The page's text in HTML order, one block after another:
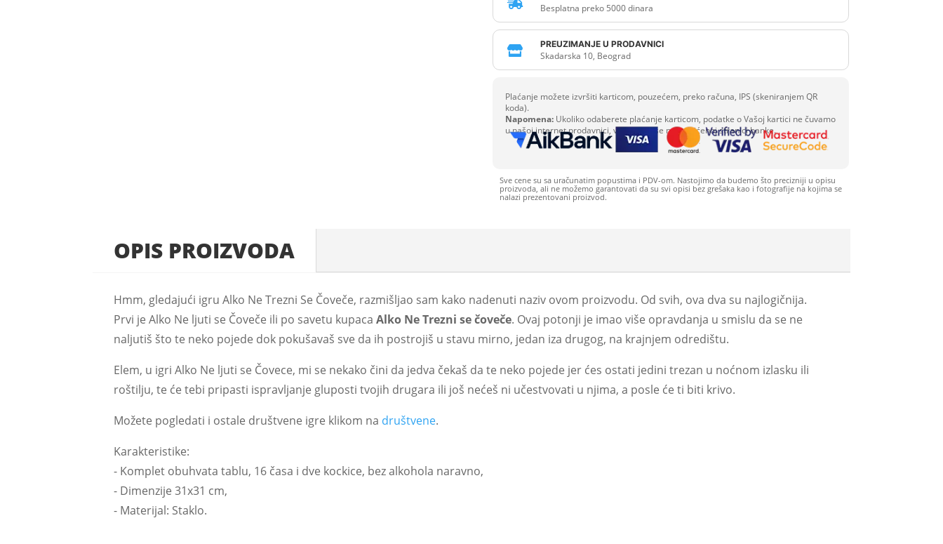
 Besplatna preko 5000 dinara

PREUZIMANJE U PRODAVNICI
Skadarska 10, Beograd
Plaćanje možete izvršiti karticom, pouzećem, preko računa, IPS (skeniranjem QR
koda).
Napomena:Ukoliko odaberete plaćanje karticom, podatke o Vašoj kartici ne čuvamo
u našoj internet prodavnici, već se unose na zaštićenoj stranici banke.
Sve cene su sa uračunatim popustima i PDV-om. Nastojimo da budemo što precizniji u opisu
proizvoda, ali ne možemo garantovati da su svi opisi bez grešaka kao i fotografije na kojima se
nalazi prezentovani proizvod.
OPIS PROIZVODA
Hmm, gledajući igru Alko Ne Trezni Se Čoveče, razmišljao sam kako nadenuti naziv ovom proizvodu. Od svih, ova dva su najlogičnija.
Prvi je Alko Ne ljuti se Čoveče ili po savetu kupaca Alko Ne Trezni se čoveče. Ovaj potonji je imao više opravdanja u smislu da se ne
naljutiš što te neko pojede dok pokušavaš sve da ih postrojiš u stavu mirno, jedan iza drugog, na krajnjem odredištu.
Elem, u igri Alko Ne ljuti se Čovece, mi se nekako čini da jedva čekaš da te neko pojede jer ćes ostati jedini trezan u noćnom izlasku ili
roštilju, te će tebi pripasti ispravljanje gluposti tvojih drugara ili još nećeš ni učestvovati u njima, a posle će ti biti krivo.
Možete pogledati i ostale društvene igre klikom na društvene.
Karakteristike:
- Komplet obuhvata tablu, 16 časa i dve kockice, bez alkohola naravno,
- Dimenzije 31x31 cm,
- Materijal: Staklo.